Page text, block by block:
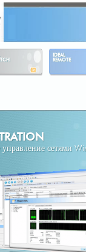
IDEAL
REMOTE
управление сетями
cookies